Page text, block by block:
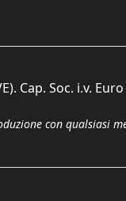
Soc. i.v. Euro
con qualsiasi